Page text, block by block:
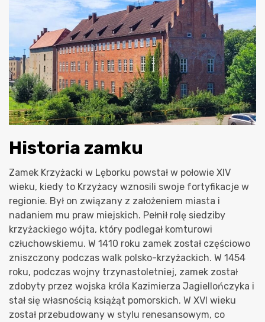
Historia zamku
Zamek Krzyżacki w Lęborku powstał w połowie XIV
wieku, kiedy to Krzyżacy wznosili swoje fortyfikacje w
regionie. Był on związany z założeniem miasta i
nadaniem mu praw miejskich. Pełnił rolę siedziby
krzyżackiego wójta, który podlegał komturowi
człuchowskiemu. W 1410 roku zamek został częściowo
zniszczony podczas walk polsko-krzyżackich. W 1454
roku, podczas wojny trzynastoletniej, zamek został
zdobyty przez wojska króla Kazimierza Jagiellończyka i
stał się własnością książąt pomorskich. W XVI wieku
został przebudowany w stylu renesansowym, co